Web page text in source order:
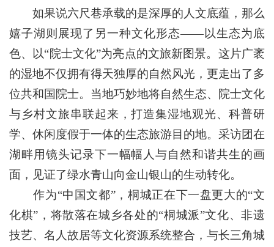
如果说六尺巷承载的是深厚的人文底蕴，那么
嬉子湖则展现了另一种文化形态——以生态为底
色、以“院士文化”为亮点的文旅新图景。这片广袤
的湿地不仅拥有得天独厚的自然风光，更走出了多
位共和国院士。当地巧妙地将自然生态、院士文化
与乡村文旅串联起来，打造集湿地观光、科普研
学、休闲度假于一体的生态旅游目的地。采访团在
湖畔用镜头记录下一幅幅人与自然和谐共生的画
面，见证了绿水青山向金山银山的生动转化。
作为“中国文都”，桐城正在下一盘更大的“文
化棋”，将散落在城乡各处的“桐城派”文化、非遗
技艺、名人故居等文化资源系统整合，与长三角城